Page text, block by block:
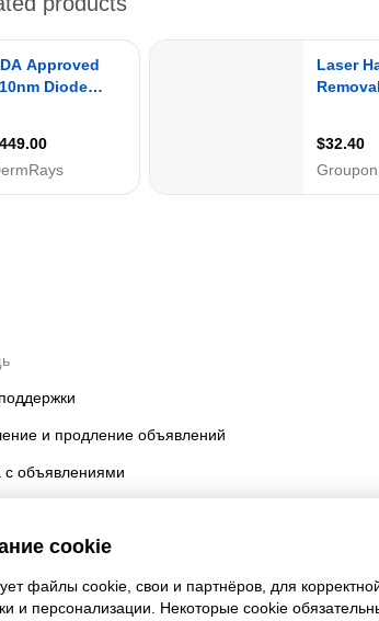
cookie
файлы cookie, свои и партнёров, для
и персонализации. Некоторые cookie
и продление объявлений
с объявлениями
аккаунта